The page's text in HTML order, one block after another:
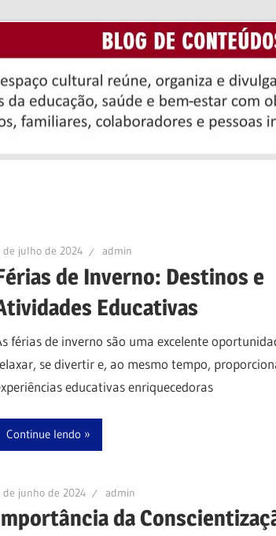
de julho de 2024 admin
de Inverno: Destinos e
Educativas
férias de inverno são uma excelente
se divertir e, ao mesmo tempo,
educativas enriquecedoras
Continue lendo
de junho de 2024 admin
da